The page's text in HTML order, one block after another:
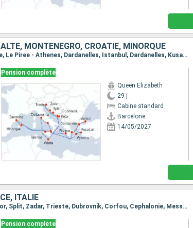
MONTÉNÉGRO, CROATIE, MINORQUE
Itinéraire : Barcelone, Messine (Détroit), Messine, Le Piree - Athenes, Dardanelles, Istanbul, Dardanelles, Kusadasi, Mykonos, Katakolon, Messine (Détroit), Sorrente, Civitavecchia - Rome, La Valette, Kotor, Split, Zadar, Trieste, Dubrovnik, Messine (Détroit), Palerme, Minorque, Barcelone
Pension complète
Queen Elizabeth
29 j
Cabine standard
Barcelone
14/05/2027
ITALIE
Itinéraire : Civitavecchia - Rome, La Valette, Kotor, Split, Zadar, Trieste, Dubrovnik, Corfou, Cephalonie, Messine (Détroit), Naples, Civitavecchia - Rome
Pension complète